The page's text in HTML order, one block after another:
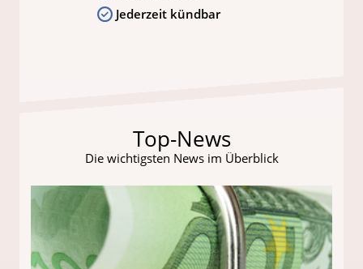
Jederzeit kündbar
Top-News
Die wichtigsten News im Überblick